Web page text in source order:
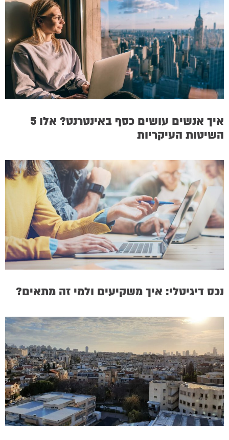
איך אנשים עושים כסף באינטרנט? אלו 5
השיטות העיקריות
נכס דיגיטלי: איך משקיעים ולמי זה מתאים?